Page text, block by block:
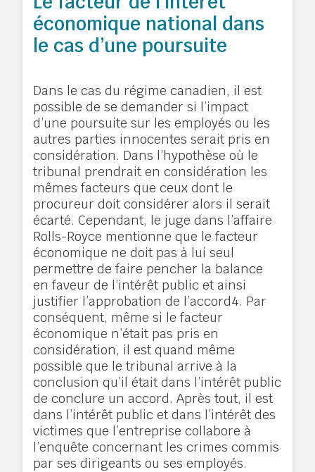
économique national dans
le cas d’une poursuite
Dans le cas du régime canadien, il est
possible de se demander si l’impact
d’une poursuite sur les employés ou les
autres parties innocentes serait pris en
considération. Dans l’hypothèse où le
tribunal prendrait en considération les
mêmes facteurs que ceux dont le
procureur doit considérer alors il serait
écarté. Cependant, le juge dans l’affaire
Rolls-Royce mentionne que le facteur
économique ne doit pas à lui seul
permettre de faire pencher la balance
en faveur de l’intérêt public et ainsi
justifier l’approbation de l’accord4. Par
conséquent, même si le facteur
économique n’était pas pris en
considération, il est quand même
possible que le tribunal arrive à la
conclusion qu’il était dans l’intérêt public
de conclure un accord. Après tout, il est
dans l’intérêt public et dans l’intérêt des
victimes que l’entreprise collabore à
l’enquête concernant les crimes commis
par ses dirigeants ou ses employés.